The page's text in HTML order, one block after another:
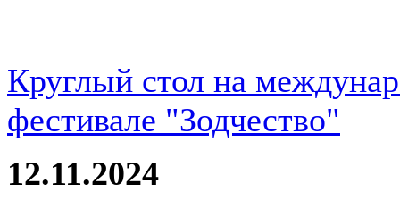
Круглый стол на
фестивале "Зодчество"
12.11.2024